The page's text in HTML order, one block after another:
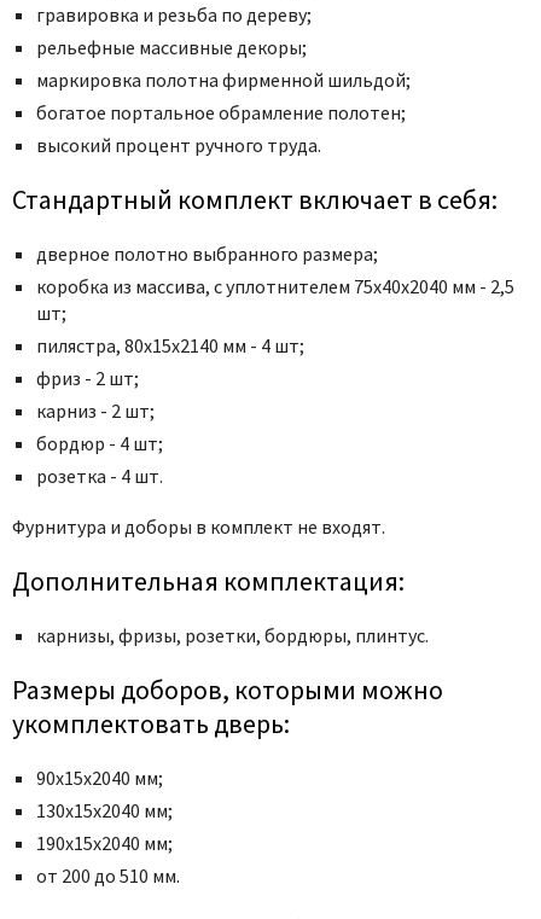
STR
Torex
Tupai
Venezia Unique
Viporte
Zadoor
гравировка и резьба по дереву;
рельефные массивные декоры;
маркировка полотна фирменной шильдой;
богатое портальное обрамление полотен;
высокий процент ручного труда.
Стандартный комплект включает в себя:
дверное полотно выбранного размера;
коробка из массива, с уплотнителем 75x40x2040 мм - 2,5
шт;
пилястра, 80x15x2140 мм - 4 шт;
фриз - 2 шт;
карниз - 2 шт;
бордюр - 4 шт;
розетка - 4 шт.
Фурнитура и доборы в комплект не входят.
Дополнительная комплектация:
карнизы, фризы, розетки, бордюры, плинтус.
Размеры доборов, которыми можно
укомплектовать дверь:
90х15х2040 мм;
130х15х2040 мм;
190х15х2040 мм;
от 200 до 510 мм.